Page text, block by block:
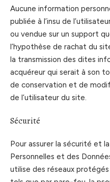
Aucune information
publiée à l’insu de
ou vendue sur un support
l’hypothèse de rachat du
la transmission des dites
acquéreur qui serait à son
de conservation et de
de l’utilisateur du site.
Sécurité
Pour assurer la sécurité et
Personnelles et des
utilise des réseaux